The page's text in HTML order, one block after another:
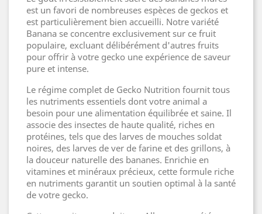
est un favori de nombreuses espèces de geckos et
est particulièrement bien accueilli. Notre variété
Banana se concentre exclusivement sur ce fruit
populaire, excluant délibérément d'autres fruits
pour offrir à votre gecko une expérience de saveur
pure et intense.
Le régime complet de Gecko Nutrition fournit tous
les nutriments essentiels dont votre animal a
besoin pour une alimentation équilibrée et saine. Il
associe des insectes de haute qualité, riches en
protéines, tels que des larves de mouches soldat
noires, des larves de ver de farine et des grillons, à
la douceur naturelle des bananes. Enrichie en
vitamines et minéraux précieux, cette formule riche
en nutriments garantit un soutien optimal à la santé
de votre gecko.